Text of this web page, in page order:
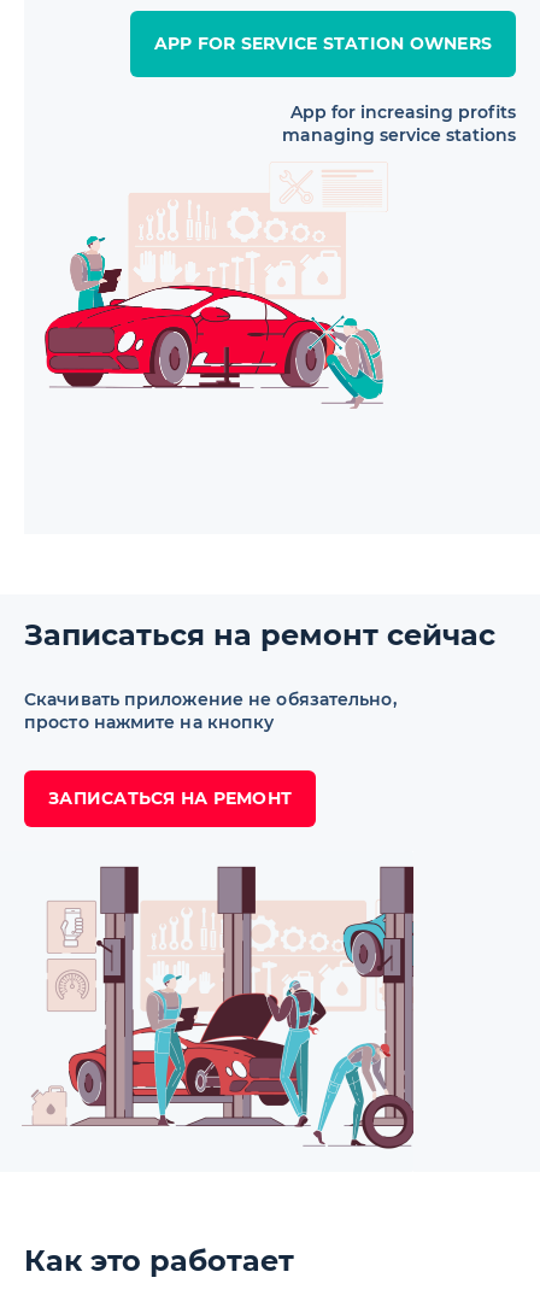
APP FOR SERVICE STATION OWNERS
App for increasing profits
managing service stations
Записаться на ремонт сейчас
Скачивать приложение не обязательно,
просто нажмите на кнопку
ЗАПИСАТЬСЯ НА РЕМОНТ
Как это работает